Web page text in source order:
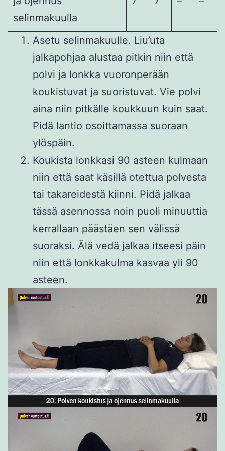
selinmakuulla
Asetu selinmakuulle. Liu’uta
jalkapohjaa alustaa pitkin niin että
polvi ja lonkka vuoronperään
koukistuvat ja suoristuvat. Vie polvi
aina niin pitkälle koukkuun kuin saat.
Pidä lantio osoittamassa suoraan
ylöspäin.
Koukista lonkkasi 90 asteen kulmaan
niin että saat käsillä otettua polvesta
tai takareidestä kiinni. Pidä jalkaa
tässä asennossa noin puoli minuuttia
kerrallaan päästäen sen välissä
suoraksi. Älä vedä jalkaa itseesi päin
niin että lonkkakulma kasvaa yli 90
asteen.